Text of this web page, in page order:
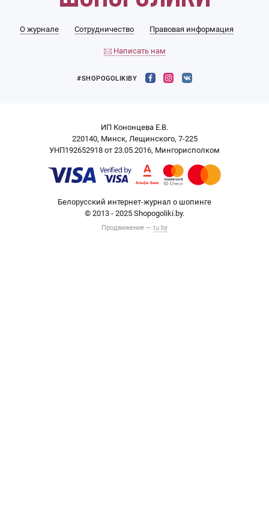
О журнале Сотрудничество Правовая информация
Написать нам
#SHOPOGOLIKIBY
ИП Кононцева Е.В.
220140, Минск, Лещинского, 7-225
УНП192652918 от 23.05.2016, Мингорисполком
Белорусский интернет-журнал о шопинге
© 2013 - 2025 Shopogoliki.by.
Продвижение — tu.by